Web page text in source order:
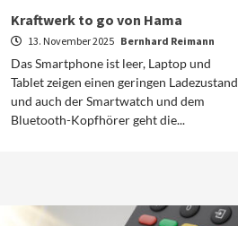
Kraftwerk to go von Hama
13. November 2025 Bernhard Reimann
Das Smartphone ist leer, Laptop und
Tablet zeigen einen geringen Ladezustand
und auch der Smartwatch und dem
Bluetooth-Kopfhörer geht die...